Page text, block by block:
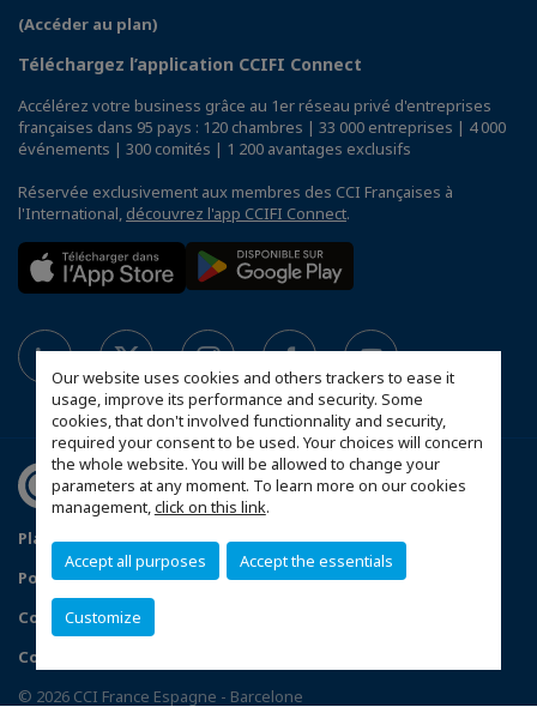
Our website uses cookies and others trackers to ease it
usage, improve its performance and security. Some
cookies, that don't involved functionnality and security,
required your consent to be used. Your choices will concern
the whole website. You will be allowed to change your
parameters at any moment. To learn more on our cookies
management,click on this link.
Accept all purposes Accept the essentials
Customize
(Accéder au plan)
Téléchargez l’application CCIFI Connect
Accélérez votre business grâce au 1er réseau privé d'entreprises
françaises dans 95 pays : 120 chambres | 33 000 entreprises | 4 000
événements | 300 comités | 1 200 avantages exclusifs
Réservée exclusivement aux membres des CCI Françaises à
l'International, découvrez l'app CCIFI Connect.
Plan du site
Política de protección de datos
Política de privacidad
Política de cookies
Condiciones generales de venta
Configurer vos préférences cookies
© 2026 CCI France Espagne - Barcelone